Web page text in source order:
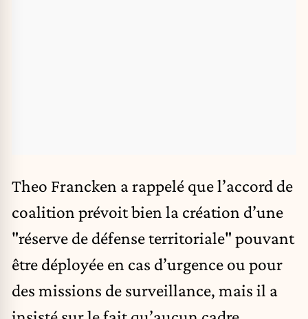
Theo Francken a rappelé que l’accord de
coalition prévoit bien la création d’une
"réserve de défense territoriale" pouvant
être déployée en cas d’urgence ou pour
des missions de surveillance, mais il a